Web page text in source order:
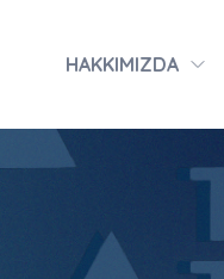
HAKKIMIZDA